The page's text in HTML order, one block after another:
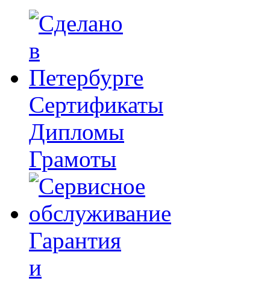
Сертификаты
Дипломы
Грамоты
Гарантия
и